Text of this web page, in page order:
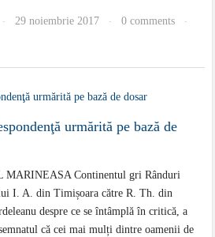
· 29 noiembrie 2017 · 0 comments ·
urmărită pe bază de
Continentul gri Rânduri
I. A. din Timișoara către R. Th. din
despre ce se întâmplă în critică, a
că cei mai mulți dintre oamenii de